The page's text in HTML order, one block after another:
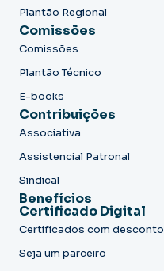
Plantão Regional
Comissões
Comissões
Plantão Técnico
E-books
Contribuições
Associativa
Assistencial Patronal
Sindical
Benefícios
Certificado Digital
Certificados com desconto
Seja um parceiro